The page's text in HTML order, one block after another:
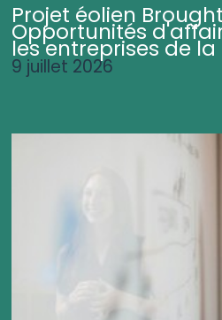
Projet éolien
Opportunités
les entreprises de
9 juillet 2026